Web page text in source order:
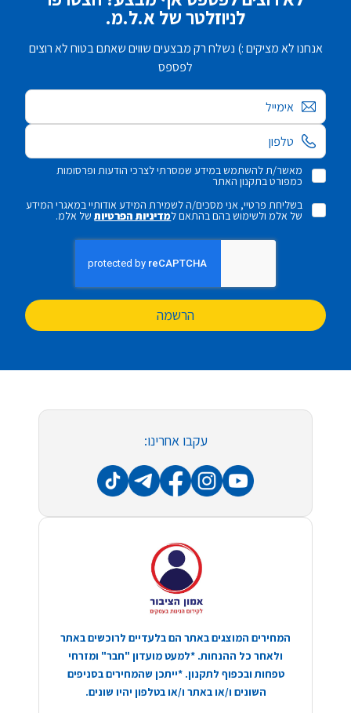
לניוזלטר של א.ל.מ.
אנחנו לא מציקים :) נשלח רק מבצעים שווים שאתם בטוח לא רוצים
לפספס
אימייל
מאשר/ת להשתמש במידע שמסרתי לצרכי הודעות ופרסומות
כמפורט בתקנון האתר
בשליחת פרטיי, אני מסכים/ה לשמירת המידע אודותיי במאגרי המידע
של אלמ ולשימוש בהם בהתאם למדיניות הפרטיותשל אלמ.
הרשמה
עקבו אחרינו:
המחירים המוצגים באתר הם בלעדיים לרוכשים באתר
ולאחר כל ההנחות. *למעט מועדון "חבר" ומזרחי
טפחות ובכפוף לתקנון. *ייתכן שהמחירים בסניפים
השונים ו/או באתר ו/או בטלפון יהיו שונים.